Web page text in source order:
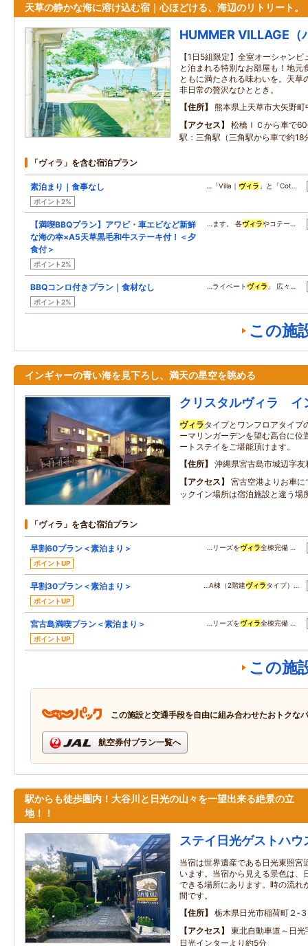
天草の静かな海に溶け込む宿｜心ほどける、海辺のリトリート。
HUMMER VILLAGE（
【1日5組限定】全室オーシャン
と泊まれる特別なお部屋も！地元
ともに満たされる味わいを。天草
非日常の贅沢なひととき。
住所
熊本県上天草市大矢野町
アクセス
松橋ＩＣから車で
駅：三角駅（三角駅から車で約18
「ヴィラ」を含む宿泊プラン
素泊まり｜食事なし
ポイント2%
…「Villa｜ ヴィラ 」と「Cot…
【満喫BBQプラン】アワビ・車エビなど新鮮
な海の幸×A5天草黒毛和牛ステーキ付！＜夕
食付＞
ポイント2%
…ます。 各ヴィラやコテー…
BBQコンロ付きプラン｜食材なし
ポイント2%
…ライベート ヴィラ 」 広々…
この施
インギャーの青い海を見下ろし、満天の星空を眺める
クリスタルヴィラ イ
ヴィラタイプとワンフロアタイプ
ーマリンガーデンを望む高台に位
ートステイをご堪能頂けます。
住所
沖縄県宮古島市城辺字友
アクセス
宮古空港よりお車
ックイン場所は宿泊施設と違う場
「ヴィラ」を含む宿泊プラン
早割60プラン＜素泊まり＞
ポイントUP
…リーズをヴィラ全棟完備 …
早割30プラン＜素泊まり＞
ポイントUP
…A棟（2階建ヴィラタイプ）…
宮古島満喫プラン＜素泊まり＞
ポイントUP
…リーズをヴィラ全棟完備 …
この施
この施設と交通手段を自由に組み合わせたおトクな
航空券付プラン一覧へ
駅からも徒歩圏内！大谷川と日光の山々を一望出来る絶景の立
地！！
ステイ日光ゲストハウ
当宿は世界遺産である日光東照宮
います。当宿から見える景色は、
できる場所にあります。時の流れ
間です。
住所
栃木県日光市稲荷町２‐
アクセス
東北自動車道～日
日光インターより約5分